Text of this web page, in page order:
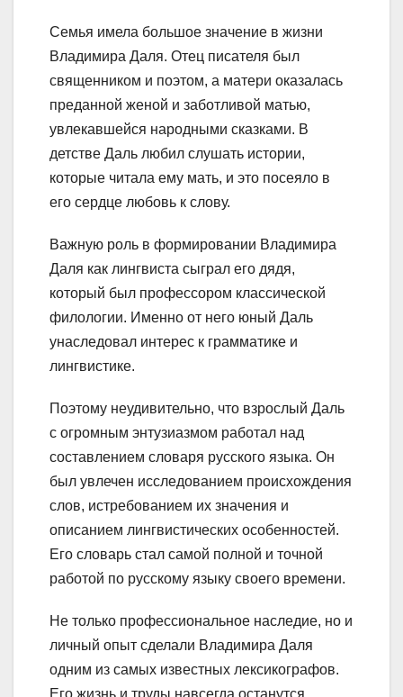
Семья имела большое значение в жизни
Владимира Даля. Отец писателя был
священником и поэтом, а матери оказалась
преданной женой и заботливой матью,
увлекавшейся народными сказками. В
детстве Даль любил слушать истории,
которые читала ему мать, и это посеяло в
его сердце любовь к слову.
Важную роль в формировании Владимира
Даля как лингвиста сыграл его дядя,
который был профессором классической
филологии. Именно от него юный Даль
унаследовал интерес к грамматике и
лингвистике.
Поэтому неудивительно, что взрослый Даль
с огромным энтузиазмом работал над
составлением словаря русского языка. Он
был увлечен исследованием происхождения
слов, истребованием их значения и
описанием лингвистических особенностей.
Его словарь стал самой полной и точной
работой по русскому языку своего времени.
Не только профессиональное наследие, но и
личный опыт сделали Владимира Даля
одним из самых известных лексикографов.
Его жизнь и труды навсегда останутся